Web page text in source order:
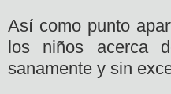
Así como punto
los niños acerca
sanamente y sin